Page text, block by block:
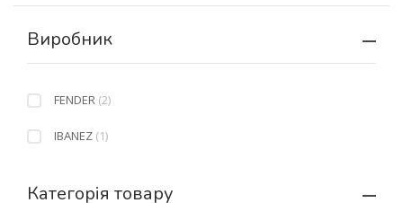
Виробник
FENDER (2)
IBANEZ (1)
Категорія товару